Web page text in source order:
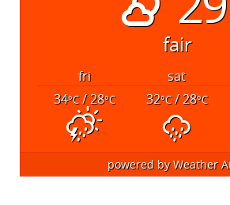
fair
fri sat
34°C/ 28°C 32°C/ 28°C
powered byWeather